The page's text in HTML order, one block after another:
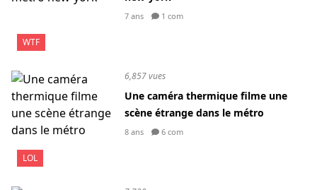
WTF
7 ans 1 com
LOL
6,857 vues
Une caméra thermique filme une
scène étrange dans le métro
8 ans 6 com